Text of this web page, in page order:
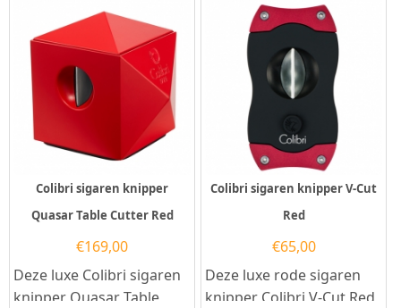
Colibri sigaren knipper
Quasar Table Cutter Red
€169,00
Deze luxe Colibri sigaren
knipper Quasar Table
Colibri sigaren knipper V-Cut
Red
€65,00
Deze luxe rode sigaren
knipper Colibri V-Cut Red